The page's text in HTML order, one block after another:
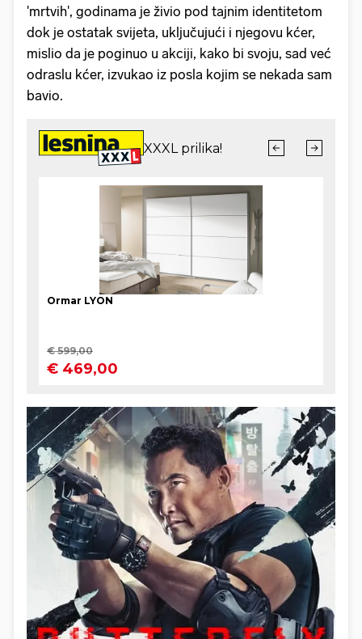
'mrtvih', godinama je živio pod tajnim identitetom
dok je ostatak svijeta, uključujući i njegovu kćer,
mislio da je poginuo u akciji, kako bi svoju, sad već
odraslu kćer, izvukao iz posla kojim se nekada sam
bavio.